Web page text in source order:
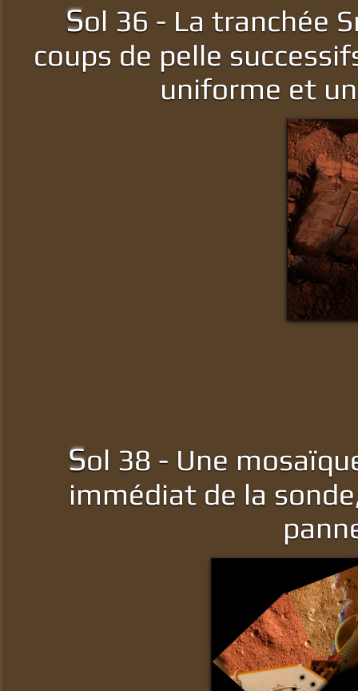
Sol 36 - La tranchée
coups de pelle
uniforme et
Sol 38 - Une
immédiat de la